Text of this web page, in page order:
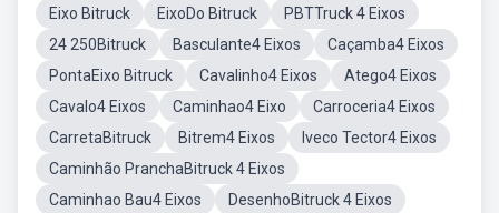
Eixo Bitruck EixoDo Bitruck
PBTTruck 4 Eixos
24 250Bitruck
Basculante4 Eixos
Caçamba4 Eixos
PontaEixo Bitruck
Cavalinho4 Eixos
Atego4 Eixos
Cavalo4 Eixos
Caminhao4 Eixo
Carroceria4 Eixos
CarretaBitruck
Bitrem4 Eixos
Iveco Tector4 Eixos
Caminhão PranchaBitruck 4 Eixos
Caminhao Bau4 Eixos
DesenhoBitruck 4 Eixos